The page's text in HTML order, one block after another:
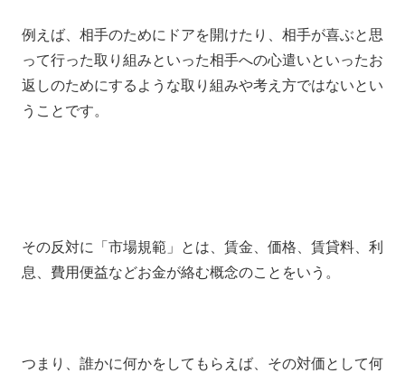
例えば、相手のためにドアを開けたり、相手が喜ぶと思
って行った取り組みといった相手への心遣いといったお
返しのためにするような取り組みや考え方ではないとい
うことです。
その反対に「市場規範」とは、賃金、価格、賃貸料、利
息、費用便益などお金が絡む概念のことをいう。
つまり、誰かに何かをしてもらえば、その対価として何